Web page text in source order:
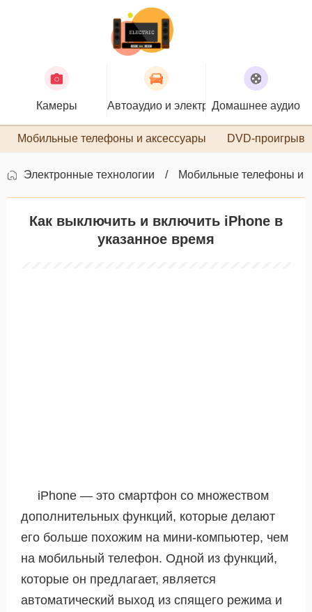
Камеры Автоаудио и электроникаДомашнее аудио
Мобильные телефоны и аксессуары DVD-
Электронные технологии Мобильные телефоны и
Как выключить и включить iPhone в
указанное время
iPhone — это смартфон со множеством
дополнительных функций, которые делают
его больше похожим на мини-компьютер, чем
на мобильный телефон. Одной из функций,
которые он предлагает, является
автоматический выход из спящего режима и